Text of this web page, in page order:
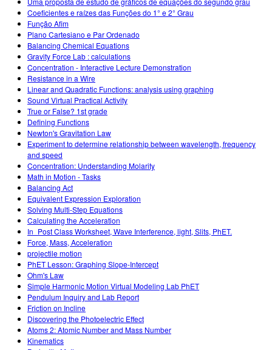
Coeficientes e raízes das Funções do 1° e 2° Grau
Função Afim
Plano Cartesiano e Par Ordenado
Balancing Chemical Equations
Gravity Force Lab : calculations
Concentration - Interactive Lecture Demonstration
Resistance in a Wire
Linear and Quadratic Functions: analysis using graphing
Sound Virtual Practical Activity
True or False? 1st grade
Defining Functions
Newton's Gravitation Law
Experiment to determine relationship between wavelength, frequency
and speed
Concentration: Understanding Molarity
Math in Motion - Tasks
Balancing Act
Equivalent Expression Exploration
Solving Multi-Step Equations
Calculating the Acceleration
In_Post Class Worksheet, Wave Interference, light, Slits, PhET.
Force, Mass, Acceleration
projectile motion
PhET Lesson: Graphing Slope-Intercept
Ohm's Law
Simple Harmonic Motion Virtual Modeling Lab PhET
Pendulum Inquiry and Lab Report
Friction on Incline
Discovering the Photoelectric Effect
Atoms 2: Atomic Number and Mass Number
Kinematics